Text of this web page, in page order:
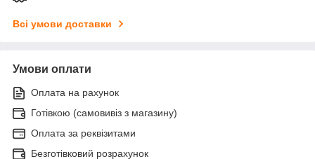
Всі умови доставки
Умови оплати
Оплата на рахунок
Готівкою (самовивіз з магазину)
Оплата за реквізитами
Безготівковий розрахунок